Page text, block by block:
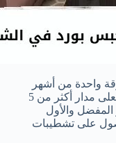
واحدة من أشهر
الشركات المتخصصة في هذا المجال فعلى مدار أكثر من 5
المفضل والأول
على تشطيبات